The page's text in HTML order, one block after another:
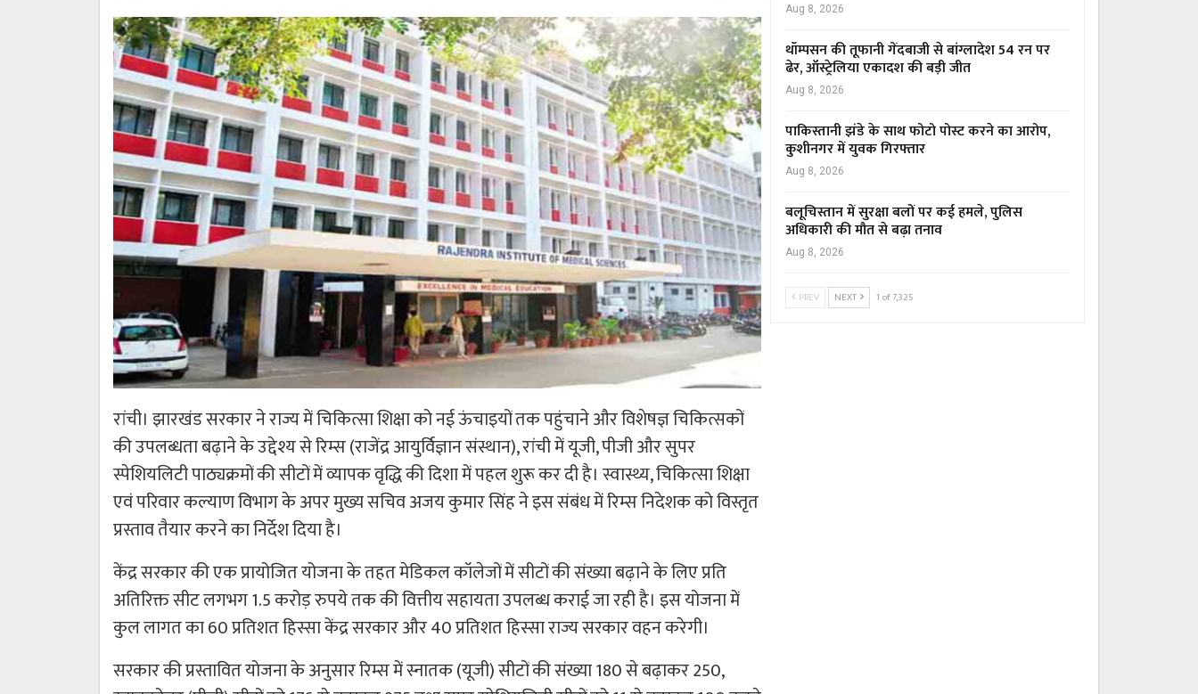
रांची। झारखंड सरकार ने राज्य में चिकित्सा शिक्षा को नई ऊंचाइयों तक पहुंचाने और विशेषज्ञ चिकित्सकों
की उपलब्धता बढ़ाने के उद्देश्य से रिम्स (राजेंद्र आयुर्विज्ञान संस्थान), रांची में यूजी, पीजी और सुपर
स्पेशियलिटी पाठ्यक्रमों की सीटों में व्यापक वृद्धि की दिशा में पहल शुरू कर दी है। स्वास्थ्य, चिकित्सा शिक्षा
एवं परिवार कल्याण विभाग के अपर मुख्य सचिव अजय कुमार सिंह ने इस संबंध में रिम्स निदेशक को विस्तृत
प्रस्ताव तैयार करने का निर्देश दिया है।
केंद्र सरकार की एक प्रायोजित योजना के तहत मेडिकल कॉलेजों में सीटों की संख्या बढ़ाने के लिए प्रति
अतिरिक्त सीट लगभग 1.5 करोड़ रुपये तक की वित्तीय सहायता उपलब्ध कराई जा रही है। इस योजना में
कुल लागत का 60 प्रतिशत हिस्सा केंद्र सरकार और 40 प्रतिशत हिस्सा राज्य सरकार वहन करेगी।
सरकार की प्रस्तावित योजना के अनुसार रिम्स में स्नातक (यूजी) सीटों की संख्या 180 से बढ़ाकर 250,
Aug 8, 2026
थॉम्पसन की तूफानी गेंदबाजी से बांग्लादेश 54 रन पर
ढेर, ऑस्ट्रेलिया एकादश की बड़ी जीत
Aug 8, 2026
पाकिस्तानी झंडे के साथ फोटो पोस्ट करने का आरोप,
कुशीनगर में युवक गिरफ्तार
Aug 8, 2026
बलूचिस्तान में सुरक्षा बलों पर कई हमले, पुलिस
अधिकारी की मौत से बढ़ा तनाव
Aug 8, 2026
PREV NEXT 1 of 7,325